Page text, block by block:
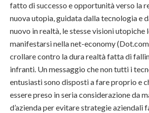
fatto di successo e opportunità verso la
nuova utopia, guidata dalla tecnologia e
nuovo in realtà, le stesse visioni utopiche
manifestarsi nella net-economy
crollare contro la dura realtà fatta di
infranti. Un messaggio che non tutti i
entusiasti sono disposti a fare proprio e
essere preso in seria considerazione da
d’azienda per evitare strategie aziendali